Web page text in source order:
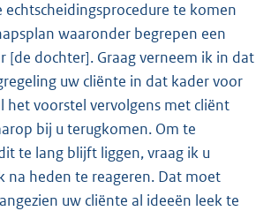
echtscheidingsprocedure te komen
waaronder begrepen een
[de dochter]. Graag verneem ik in dat
uw cliënte in dat kader voor
het voorstel vervolgens met cliënt
bij u terugkomen. Om te
te lang blijft liggen, vraag ik u
na heden te reageren. Dat moet
uw cliënte al ideeën leek te